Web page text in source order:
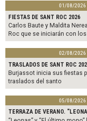
01/08/
FIESTAS DE SANT ROC 2026
Carlos Baute y Maldita
Roc que se iniciarán con
02/08/
TRASLADOS DE SANT ROC
Burjassot inicia sus fiestas
traslados del santo
05/08/
TERRAZA DE VERANO.